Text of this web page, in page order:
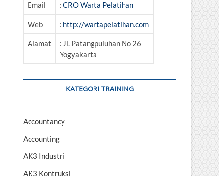
Email : CRO Warta Pelatihan
Web : http://wartapelatihan.com
Alamat
: Jl. Patangpuluhan No 26
Yogyakarta
KATEGORI TRAINING
Accountancy
Accounting
AK3 Industri
AK3 Kontruksi